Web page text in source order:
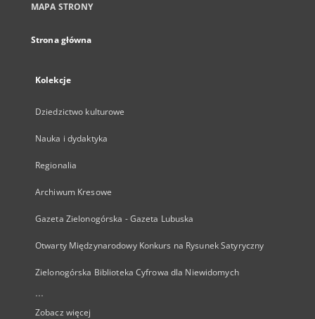
MAPA STRONY
Strona główna
Kolekcje
Dziedzictwo kulturowe
Nauka i dydaktyka
Regionalia
Archiwum Kresowe
Gazeta Zielonogórska - Gazeta Lubuska
Otwarty Międzynarodowy Konkurs na Rysunek Satyryczny
Zielonogórska Biblioteka Cyfrowa dla Niewidomych
...
Zobacz więcej